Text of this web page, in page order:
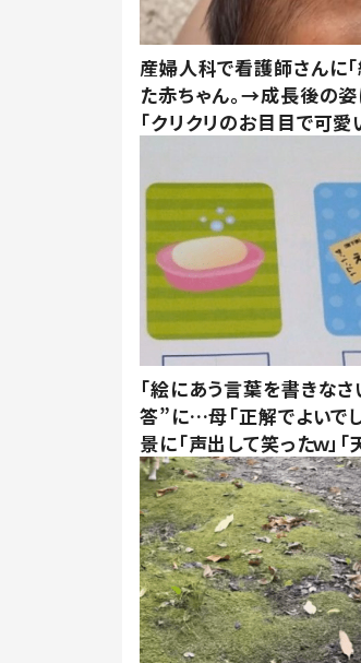
産婦人科で看護師さんに
た赤ちゃん。→成長後の
「クリクリのお目目で可愛
「絵にあう言葉を書きな
答”に…母「正解でよいで
景に「声出して笑ったｗ」